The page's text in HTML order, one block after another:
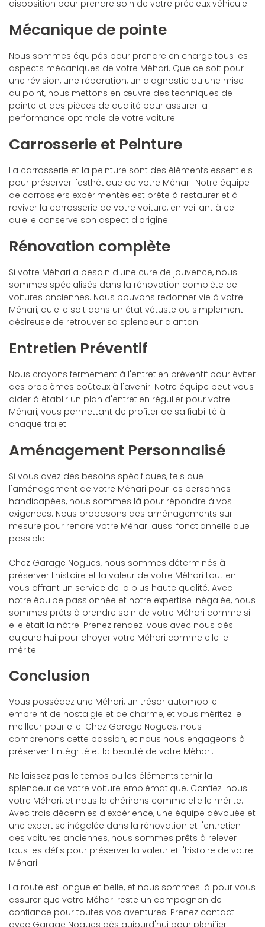
disposition pour prendre soin de votre précieux véhicule.
Mécanique de pointe
Nous sommes équipés pour prendre en charge tous les
aspects mécaniques de votre Méhari. Que ce soit pour
une révision, une réparation, un diagnostic ou une mise
au point, nous mettons en œuvre des techniques de
pointe et des pièces de qualité pour assurer la
performance optimale de votre voiture.
Carrosserie et Peinture
La carrosserie et la peinture sont des éléments essentiels
pour préserver l'esthétique de votre Méhari. Notre équipe
de carrossiers expérimentés est prête à restaurer et à
raviver la carrosserie de votre voiture, en veillant à ce
qu'elle conserve son aspect d'origine.
Rénovation complète
Si votre Méhari a besoin d'une cure de jouvence, nous
sommes spécialisés dans la rénovation complète de
voitures anciennes. Nous pouvons redonner vie à votre
Méhari, qu'elle soit dans un état vétuste ou simplement
désireuse de retrouver sa splendeur d'antan.
Entretien Préventif
Nous croyons fermement à l'entretien préventif pour éviter
des problèmes coûteux à l'avenir. Notre équipe peut vous
aider à établir un plan d'entretien régulier pour votre
Méhari, vous permettant de profiter de sa fiabilité à
chaque trajet.
Aménagement Personnalisé
Si vous avez des besoins spécifiques, tels que
l'aménagement de votre Méhari pour les personnes
handicapées, nous sommes là pour répondre à vos
exigences. Nous proposons des aménagements sur
mesure pour rendre votre Méhari aussi fonctionnelle que
possible.
Chez Garage Nogues, nous sommes déterminés à
préserver l'histoire et la valeur de votre Méhari tout en
vous offrant un service de la plus haute qualité. Avec
notre équipe passionnée et notre expertise inégalée, nous
sommes prêts à prendre soin de votre Méhari comme si
elle était la nôtre. Prenez rendez-vous avec nous dès
aujourd'hui pour choyer votre Méhari comme elle le
mérite.
Conclusion
Vous possédez une Méhari, un trésor automobile
empreint de nostalgie et de charme, et vous méritez le
meilleur pour elle. Chez Garage Nogues, nous
comprenons cette passion, et nous nous engageons à
préserver l'intégrité et la beauté de votre Méhari.
Ne laissez pas le temps ou les éléments ternir la
splendeur de votre voiture emblématique. Confiez-nous
votre Méhari, et nous la chérirons comme elle le mérite.
Avec trois décennies d'expérience, une équipe dévouée et
une expertise inégalée dans la rénovation et l'entretien
des voitures anciennes, nous sommes prêts à relever
tous les défis pour préserver la valeur et l'histoire de votre
Méhari.
La route est longue et belle, et nous sommes là pour vous
assurer que votre Méhari reste un compagnon de
confiance pour toutes vos aventures. Prenez contact
avec Garage Nogues dès aujourd'hui pour planifier